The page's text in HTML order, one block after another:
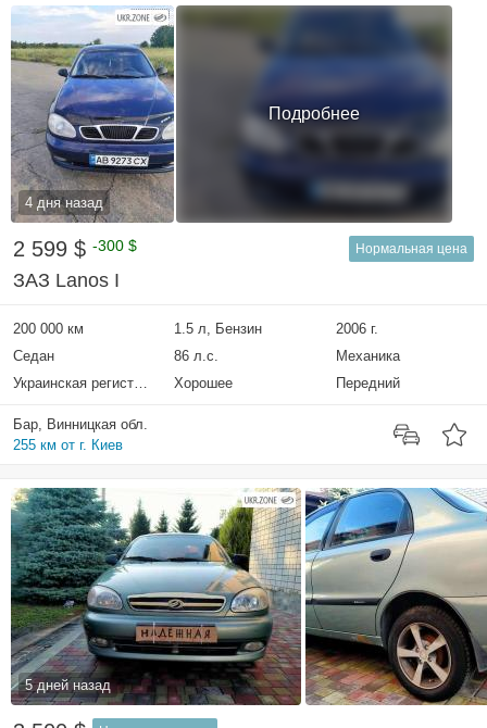
4 дня назад
Подробнее
2 599 $ -300 $ Нормальная цена
ЗАЗ Lanos I
200 000 км 1.5 л, Бензин
2006 г.
Седан
86 л.с.
Механика
Украинская регистрация
Хорошее Передний
Бар, Винницкая обл.
255 км от г. Киев
5 дней назад